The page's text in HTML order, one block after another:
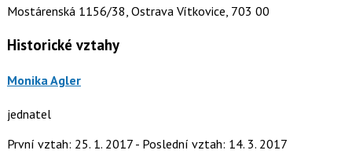
Mostárenská 1156/38, Ostrava Vítkovice, 703 00
Historické vztahy
Monika Agler
jednatel
První vztah: 25. 1. 2017 - Poslední vztah: 14. 3. 2017